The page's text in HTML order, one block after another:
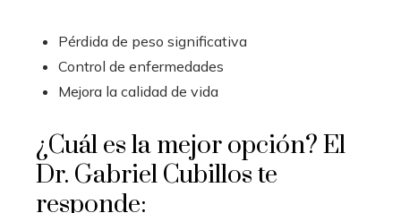
Pérdida de peso significativa
Control de enfermedades
Mejora la calidad de vida
¿Cuál es la mejor opción? El
Dr. Gabriel Cubillos te
responde: